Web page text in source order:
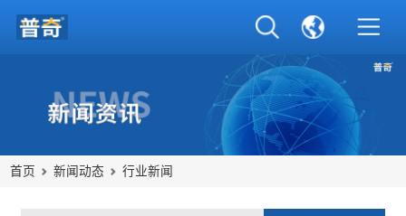
首页 新闻动态 行业新闻